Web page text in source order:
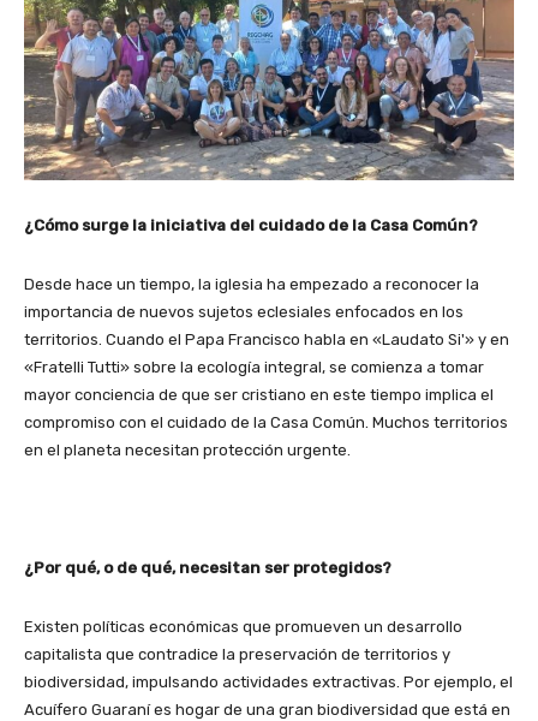
¿Cómo surge la iniciativa del cuidado de la Casa Común?
Desde hace un tiempo, la iglesia ha empezado a reconocer la
importancia de nuevos sujetos eclesiales enfocados en los
territorios. Cuando el Papa Francisco habla en «Laudato Si'» y en
«Fratelli Tutti» sobre la ecología integral, se comienza a tomar
mayor conciencia de que ser cristiano en este tiempo implica el
compromiso con el cuidado de la Casa Común. Muchos territorios
en el planeta necesitan protección urgente.
¿Por qué, o de qué, necesitan ser protegidos?
Existen políticas económicas que promueven un desarrollo
capitalista que contradice la preservación de territorios y
biodiversidad, impulsando actividades extractivas. Por ejemplo, el
Acuífero Guaraní es hogar de una gran biodiversidad que está en